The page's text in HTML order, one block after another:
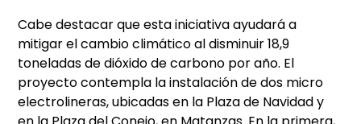
Cabe destacar que esta iniciativa ayudará a
mitigar el cambio climático al disminuir 18,9
toneladas de dióxido de carbono por año. El
proyecto contempla la instalación de dos micro
electrolineras, ubicadas en la Plaza de Navidad y